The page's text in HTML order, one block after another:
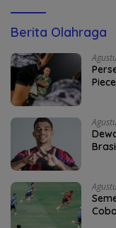
Berita Olahraga